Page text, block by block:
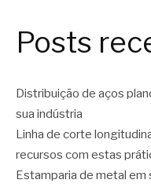
Posts
Distribuição de aços
sua indústria
Linha de corte
recursos com estas
Estamparia de metal em